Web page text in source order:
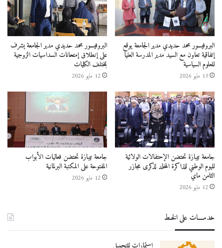
البروفيسور محمد حديدي مدير الجامعة يوقع
إتفاقية تعاون مع السيد مدير المدرسة العليا
للعلوم السياسية
13 مايو 2026
البروفيسور محمد حديدي مدير الجامعة يشرف
على إنطلاق إمتحانات السداسيات الزوجية
بمختلف الكليات
12 مايو 2026
جامعة تيبازة تحتضن الإحتفالات الولائية
لليوم الوطني للذاكرة المخلد لذكرى مجازر
الثامن ماي
12 مايو 2026
جامعة تيبازة تحتضن فعاليات الأبواب
المفتوحة على المكتبة البرلمانية
12 مايو 2026
خدمــــات على الخـط